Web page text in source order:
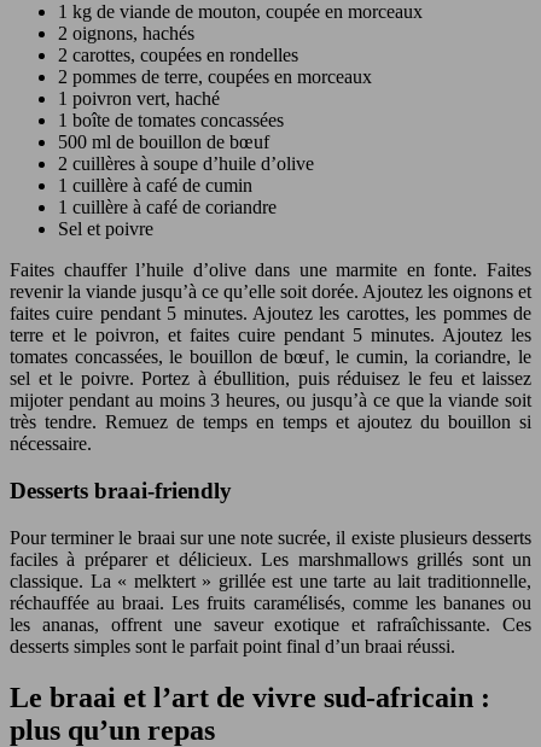
1 kg de viande de mouton, coupée en morceaux
2 oignons, hachés
2 carottes, coupées en rondelles
2 pommes de terre, coupées en morceaux
1 poivron vert, haché
1 boîte de tomates concassées
500 ml de bouillon de bœuf
2 cuillères à soupe d’huile d’olive
1 cuillère à café de cumin
1 cuillère à café de coriandre
Sel et poivre
Faites chauffer l’huile d’olive dans une marmite en fonte. Faites
revenir la viande jusqu’à ce qu’elle soit dorée. Ajoutez les oignons et
faites cuire pendant 5 minutes. Ajoutez les carottes, les pommes de
terre et le poivron, et faites cuire pendant 5 minutes. Ajoutez les
tomates concassées, le bouillon de bœuf, le cumin, la coriandre, le
sel et le poivre. Portez à ébullition, puis réduisez le feu et laissez
mijoter pendant au moins 3 heures, ou jusqu’à ce que la viande soit
très tendre. Remuez de temps en temps et ajoutez du bouillon si
nécessaire.
Desserts braai-friendly
Pour terminer le braai sur une note sucrée, il existe plusieurs desserts
faciles à préparer et délicieux. Les marshmallows grillés sont un
classique. La « melktert » grillée est une tarte au lait traditionnelle,
réchauffée au braai. Les fruits caramélisés, comme les bananes ou
les ananas, offrent une saveur exotique et rafraîchissante. Ces
desserts simples sont le parfait point final d’un braai réussi.
Le braai et l’art de vivre sud-africain :
plus qu’un repas